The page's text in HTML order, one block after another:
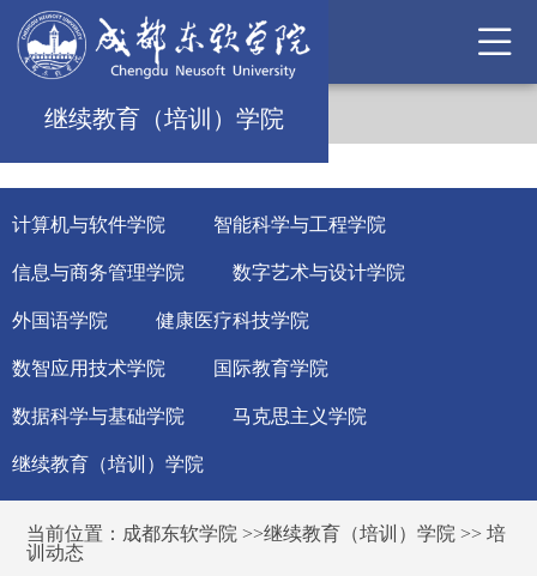
继续教育（培训）学院
计算机与软件学院 智能科学与工程学院
信息与商务管理学院 数字艺术与设计学院
外国语学院 健康医疗科技学院
数智应用技术学院 国际教育学院
数据科学与基础学院 马克思主义学院
继续教育（培训）学院
当前位置： 成都东软学院 >>继续教育（培训）学院 >>培
训动态